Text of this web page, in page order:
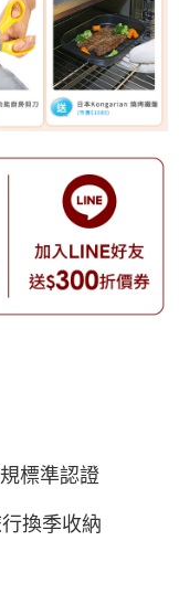
標準認證
換季收納